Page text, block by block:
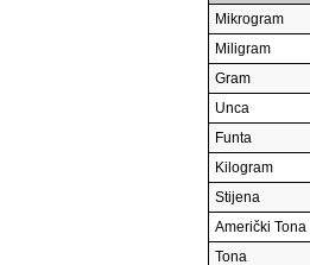
Mikrogram
Miligram
Gram
Unca
Funta
Kilogram
Stijena
Američki Tona
Tona